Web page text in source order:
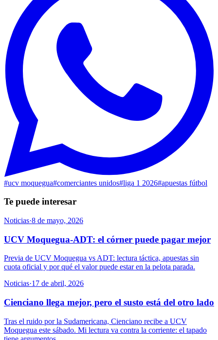
#ucv moquegua#comerciantes unidos#liga 1 2026#apuestas fútbol
Te puede interesar
Noticias·8 de mayo, 2026
UCV Moquegua-ADT: el córner puede pagar mejor
Previa de UCV Moquegua vs ADT: lectura táctica, apuestas sin
cuota oficial y por qué el valor puede estar en la pelota parada.
Noticias·17 de abril, 2026
Cienciano llega mejor, pero el susto está del otro lado
Tras el ruido por la Sudamericana, Cienciano recibe a UCV
Moquegua este sábado. Mi lectura va contra la corriente: el tapado